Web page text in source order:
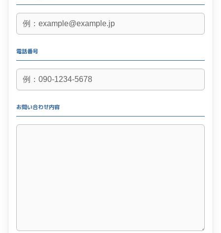
電話番号
お問い合わせ内容